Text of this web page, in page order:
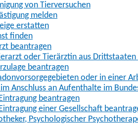
von Tierversuchen
melden
erstatten
finden
beantragen
oder Tierärztin aus Drittstaaten
beantragen
oder in einer
Anschluss an Aufenthalte im
beantragen
einer Gesellschaft
Psychologischer